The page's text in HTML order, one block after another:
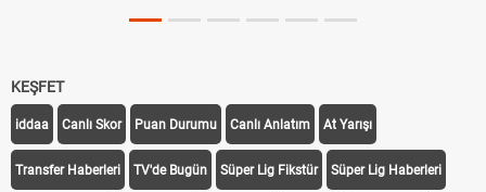
KEŞFET
iddaa Canlı Skor Puan Durumu Canlı Anlatım At Yarışı
Transfer Haberleri TV'de Bugün Süper Lig Fikstür Süper Lig Haberleri